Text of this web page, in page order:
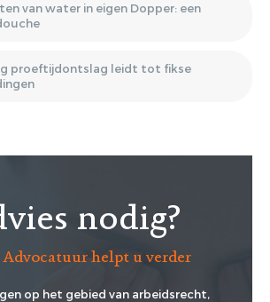
van water in eigen Dopper: een
proeftijdontslag leidt tot fikse
nodig?
helpt u verder
op het gebied van arbeidsrecht,